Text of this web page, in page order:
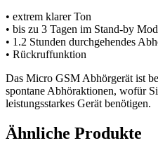
• extrem klarer Ton
• bis zu 3 Tagen im Stand-by
• 1.2 Stunden durchgehendes
• Rückruffunktion
Das Micro GSM Abhörgerät ist
spontane Abhöraktionen, wofür
leistungsstarkes Gerät benötigen.
Ähnliche Produkte